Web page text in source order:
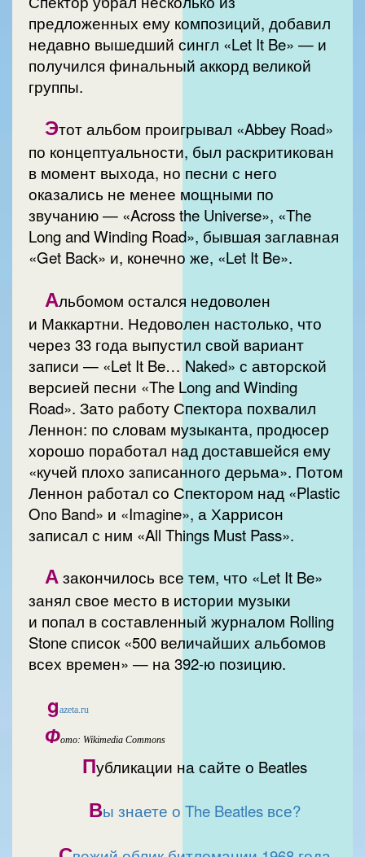
предложенных ему композиций, добавил
недавно вышедший сингл «Let It Be» — и
получился финальный аккорд великой
группы.
Этот альбом проигрывал «Abbey Road»
по концептуальности, был раскритикован
в момент выхода, но песни с него
оказались не менее мощными по
звучанию — «Across the Universe», «The
Long and Winding Road», бывшая заглавная
«Get Back» и, конечно же, «Let It Be».
Альбомом остался недоволен
и Маккартни. Недоволен настолько, что
через 33 года выпустил свой вариант
записи — «Let It Be… Naked» с авторской
версией песни «The Long and Winding
Road». Зато работу Спектора похвалил
Леннон: по словам музыканта, продюсер
хорошо поработал над доставшейся ему
«кучей плохо записанного дерьма». Потом
Леннон работал со Спектором над «Plastic
Ono Band» и «Imagine», а Харрисон
записал с ним «All Things Must Pass».
Азакончилось все тем, что «Let It Be»
занял свое место в истории музыки
и попал в составленный журналом Rolling
Stone список «500 величайших альбомов
всех времен» — на 392-ю позицию.
gazeta.ru
Фото: Wikimedia Commons
Публикации на сайте о Beatles
Вы знаете о The Beatles все?